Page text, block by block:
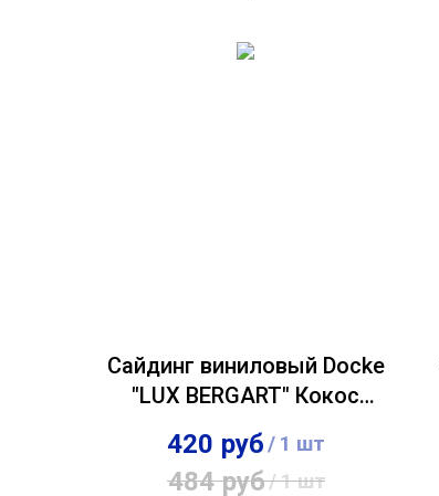
Сайдинг виниловый Docke
"LUX BERGART" Кокос
0,285х1,809м
420 руб/ 1 шт
484 руб/1 шт